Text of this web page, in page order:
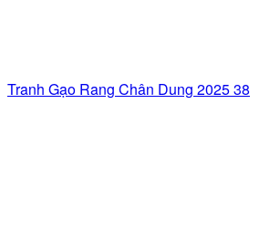
Tranh Gạo Rang Chân Dung 2025 38